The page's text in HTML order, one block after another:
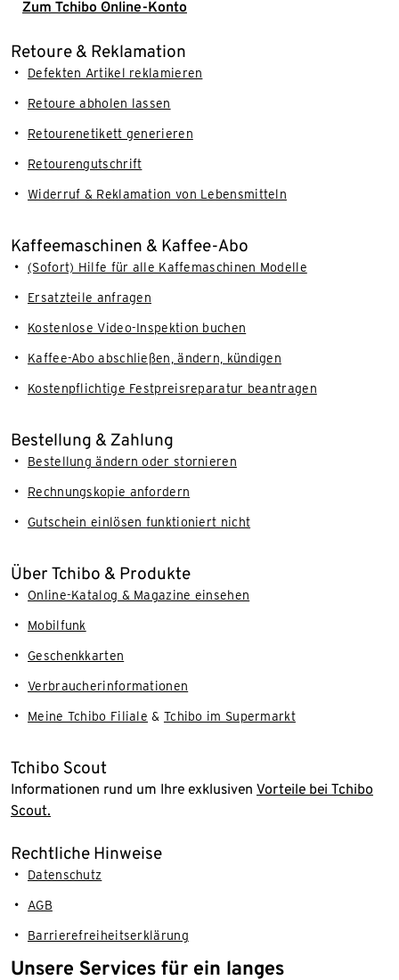
Zum Tchibo Online-Konto
Retoure & Reklamation
Defekten Artikel reklamieren
Retoure abholen lassen
Retourenetikett generieren
Retourengutschrift
Widerruf & Reklamation von Lebensmitteln
Kaffeemaschinen & Kaffee-Abo
(Sofort) Hilfe für alle Kaffemaschinen Modelle
Ersatzteile anfragen
Kostenlose Video-Inspektion buchen
Kaffee-Abo abschließen, ändern, kündigen
Kostenpflichtige Festpreisreparatur beantragen
Bestellung & Zahlung
Bestellung ändern oder stornieren
Rechnungskopie anfordern
Gutschein einlösen funktioniert nicht
Über Tchibo & Produkte
Online-Katalog & Magazine einsehen
Mobilfunk
Geschenkkarten
Verbraucherinformationen
Meine Tchibo Filiale & Tchibo im Supermarkt
Tchibo Scout
Informationen rund um Ihre exklusiven Vorteile bei Tchibo
Scout.
Rechtliche Hinweise
Datenschutz
AGB
Barrierefreiheitserklärung
Unsere Services für ein langes